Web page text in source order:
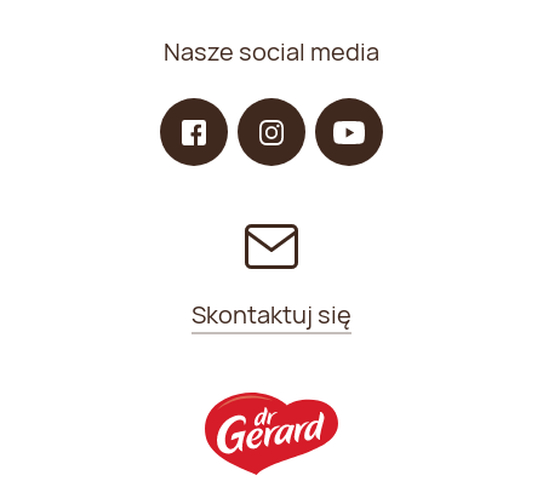
Nasze social media
Skontaktuj się